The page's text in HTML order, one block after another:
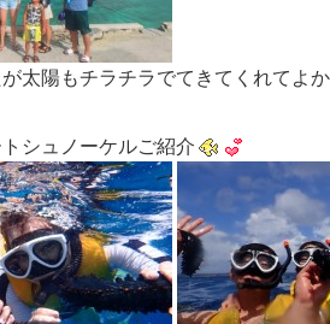
太陽もチラチラでてきてくれてよ
シュノーケルご紹介